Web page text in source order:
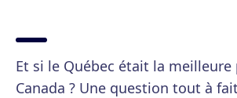
Et si le Québec était la meilleure
Canada ? Une question tout à